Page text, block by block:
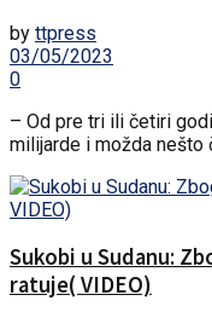
by ttpress
03/05/2023
0
– Od pre tri ili četiri
milijarde i možda nešto
Sukobi u Sudanu:
ratuje( VIDEO)